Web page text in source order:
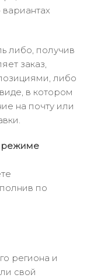
либо, получив
заказ,
либо
в котором
на почту или
режиме
по
региона и
свой